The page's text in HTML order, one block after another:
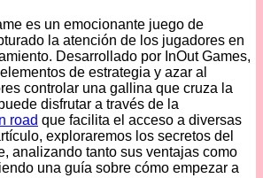
es un emocionante juego de
la atención de los jugadores en
Desarrollado por InOut Games,
de estrategia y azar al
controlar una gallina que cruza la
disfrutar a través de la
road que facilita el acceso a diversas
exploraremos los secretos del
analizando tanto sus ventajas como
una guía sobre cómo empezar a